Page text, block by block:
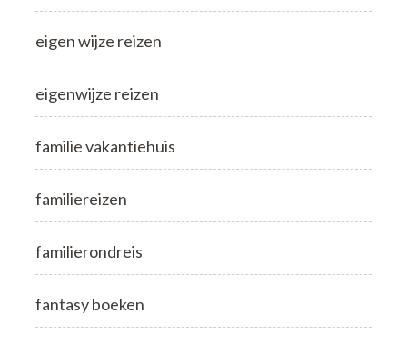
eigen wijze reizen
eigenwijze reizen
familie vakantiehuis
familiereizen
familierondreis
fantasy boeken